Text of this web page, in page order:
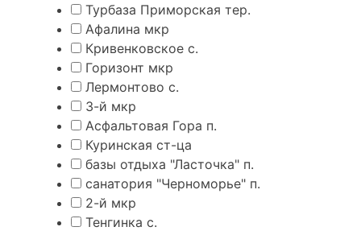
Турбаза Приморская тер.
Афалина мкр
Кривенковское с.
Горизонт мкр
Лермонтово с.
3-й мкр
Асфальтовая Гора п.
Куринская ст-ца
базы отдыха "Ласточка" п.
санатория "Черноморье" п.
2-й мкр
Тенгинка с.